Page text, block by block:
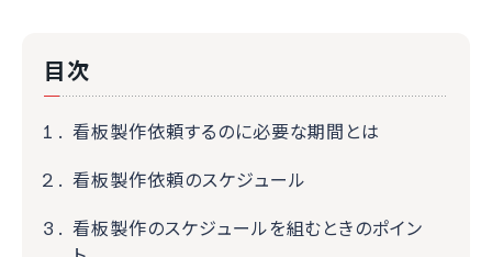
目次
看板製作依頼するのに必要な期間とは
看板製作依頼のスケジュール
看板製作のスケジュールを組むときのポイン